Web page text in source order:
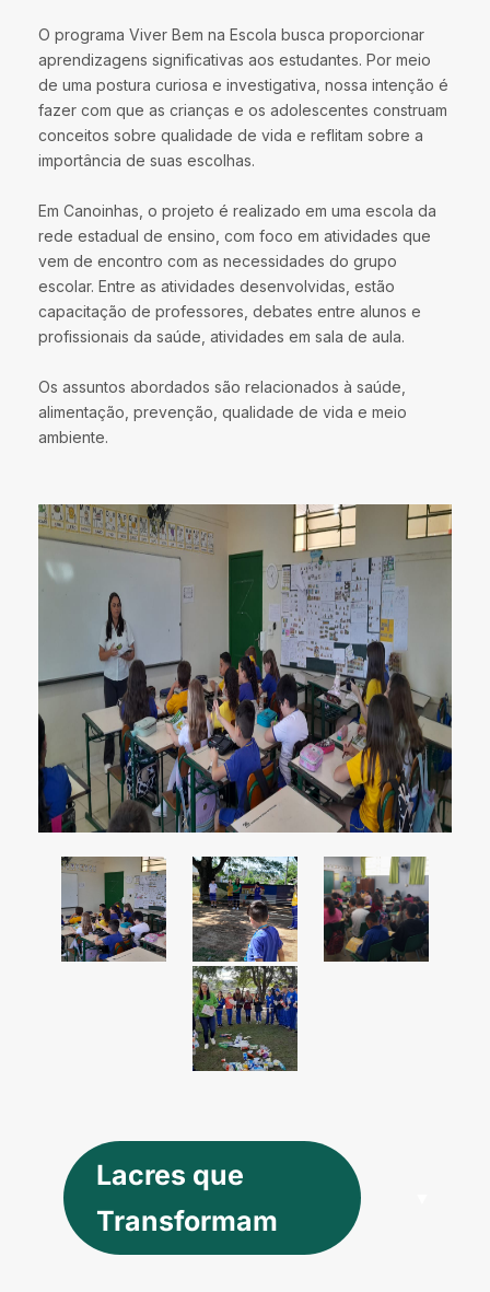
O programa Viver Bem na Escola busca proporcionar
aprendizagens significativas aos estudantes. Por meio
de uma postura curiosa e investigativa, nossa intenção é
fazer com que as crianças e os adolescentes construam
conceitos sobre qualidade de vida e reflitam sobre a
importância de suas escolhas.
Em Canoinhas, o projeto é realizado em uma escola da
rede estadual de ensino, com foco em atividades que
vem de encontro com as necessidades do grupo
escolar. Entre as atividades desenvolvidas, estão
capacitação de professores, debates entre alunos e
profissionais da saúde, atividades em sala de aula.
Os assuntos abordados são relacionados à saúde,
alimentação, prevenção, qualidade de vida e meio
ambiente.
Lacres que
Transformam